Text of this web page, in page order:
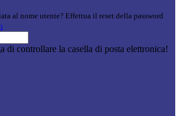
al nome utente? Effettua il reset della password
di controllare la casella di posta elettronica!